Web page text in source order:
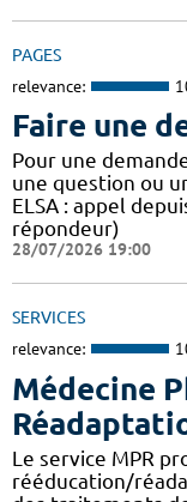
PAGES
relevance:
Faire une
Pour une
une question ou
ELSA : appel
répondeur)
28/07/2026 19:00
SERVICES
relevance:
Médecine
Le service MPR
rééducation/